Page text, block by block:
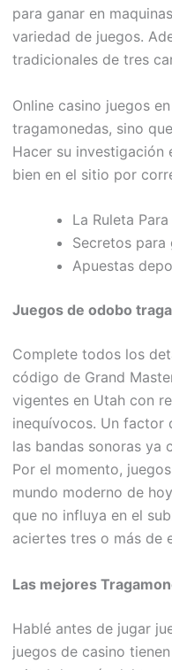
para ganar en
variedad de juegos.
tradicionales de tres
Online casino juegos
tragamonedas, sino
Hacer su investigación
bien en el sitio por
La Ruleta
Secretos para
Apuestas
Juegos de odobo
Complete todos los
código de Grand
vigentes en Utah con
inequívocos. Un factor
las bandas sonoras ya
Por el momento,
mundo moderno de
que no influya en el
aciertes tres o más de
Las mejores
Hablé antes de jugar
juegos de casino